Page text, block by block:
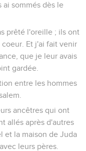
ai sommés dès le
prêté l'oreille ; ils ont
Et j'ai fait venir
que je leur avais
gardée.
entre les hommes
ancêtres qui ont
allés après d'autres
et la maison de Juda
leurs pères.